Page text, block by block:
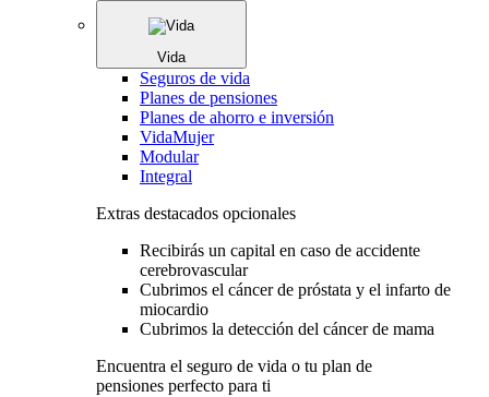
Vida
Seguros de vida
Planes de pensiones
Planes de ahorro e inversión
VidaMujer
Modular
Integral
Extras destacados opcionales
Recibirás un capital en caso de accidente
cerebrovascular
Cubrimos el cáncer de próstata y el infarto de
miocardio
Cubrimos la detección del cáncer de mama
Encuentra el seguro de vida o tu plan de
pensiones perfecto para ti